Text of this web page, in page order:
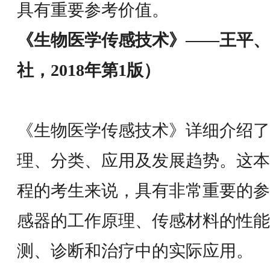
具有重要参考价值。
《生物医学传感技术》——王平
社，2018年第1版）
《生物医学传感技术》详细介绍
理、分类、应用及发展趋势。这
程的考生来说，具有非常重要的
感器的工作原理、传感材料的性
测、诊断和治疗中的实际应用。